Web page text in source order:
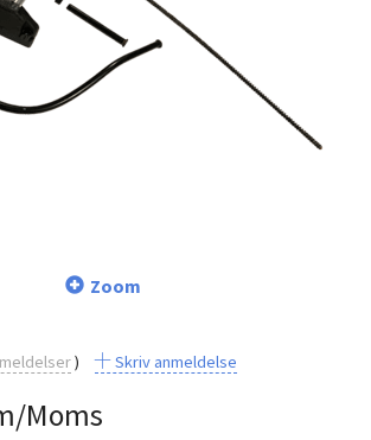
Zoom
Skriv anmeldelse
Moms